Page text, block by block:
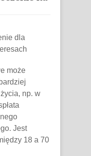
dla
może
np. w
Jest
18 a 70